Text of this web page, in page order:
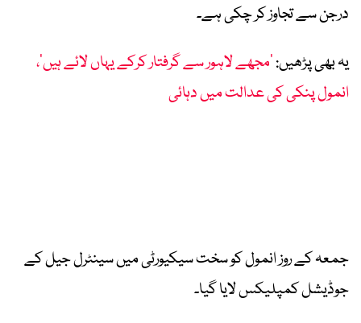
درجن سے تجاوز کر چکی ہے۔
یہ بھی پڑھیں:’مجھے لاہور سے گرفتار کرکے یہاں لائے ہیں‘،
انمول پنکی کی عدالت میں دہائی
جمعہ کے روز انمول کو سخت سیکیورٹی میں سینٹرل جیل کے
جوڈیشل کمپلیکس لایا گیا۔